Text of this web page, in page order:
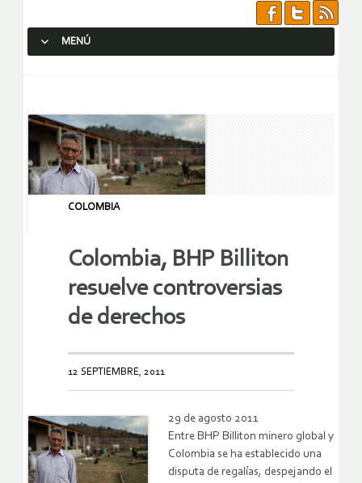
MENÚ
COLOMBIA
Colombia, BHP Billiton
resuelve controversias
de derechos
12 SEPTIEMBRE, 2011
29 de agosto 2011
Entre BHP Billiton minero global y
Colombia se ha establecido una
disputa de regalías, despejando el